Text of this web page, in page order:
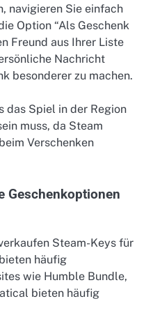
navigieren Sie einfach
Option “Als Geschenk
Freund aus Ihrer Liste
Nachricht
besonderer zu machen.
das Spiel in der Region
muss, da Steam
Verschenken
Geschenkoptionen
Steam-Keys für
häufig
wie Humble Bundle,
bieten häufig